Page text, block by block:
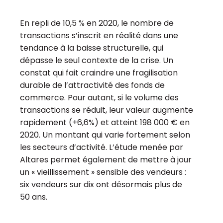
En repli de 10,5 % en 2020, le nombre de
transactions s’inscrit en réalité dans une
tendance à la baisse structurelle, qui
dépasse le seul contexte de la crise. Un
constat qui fait craindre une fragilisation
durable de l’attractivité des fonds de
commerce. Pour autant, si le volume des
transactions se réduit, leur valeur augmente
rapidement (+6,6%) et atteint 198 000 € en
2020. Un montant qui varie fortement selon
les secteurs d’activité. L’étude menée par
Altares permet également de mettre à jour
un « vieillissement » sensible des vendeurs :
six vendeurs sur dix ont désormais plus de
50 ans.